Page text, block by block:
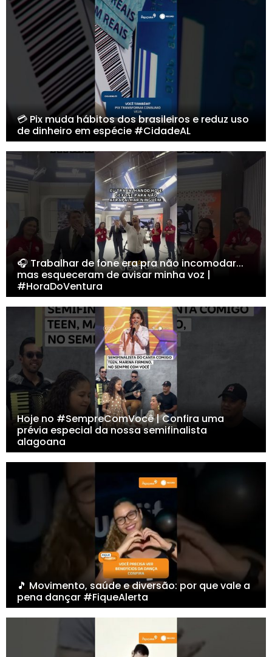
💳 Pix muda hábitos dos brasileiros e reduz uso
de dinheiro em espécie #CidadeAL
🎧 Trabalhar de fone era pra não incomodar...
mas esqueceram de avisar minha voz |
#HoraDoVentura
Hoje no #SempreComVocê | Confira uma
prévia especial da nossa semifinalista
alagoana
🎵 Movimento, saúde e diversão: por que vale a
pena dançar #FiqueAlerta